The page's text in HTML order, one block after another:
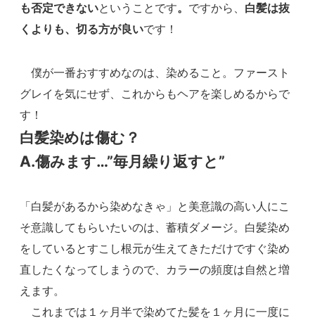
も否定できないということです。 ですから、 白髪は抜
くよりも、切る方が良いです！
僕が一番おすすめなのは、染めること。ファースト
グレイを気にせず、これからもヘアを楽しめるからで
す！
白髪染めは傷む？
A.傷みます…”毎月繰り返すと”
「白髪があるから染めなきゃ」と美意識の高い人にこ
そ意識してもらいたいのは、蓄積ダメージ。白髪染め
をしているとすこし根元が生えてきただけですぐ染め
直したくなってしまうので、カラーの頻度は自然と増
えます。
これまでは１ヶ月半で染めてた髪を１ヶ月に一度に